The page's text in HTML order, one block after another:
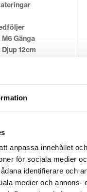
anpassa innehållet
för sociala medier
identifierare och
medier och annons-
Gänga
12cm